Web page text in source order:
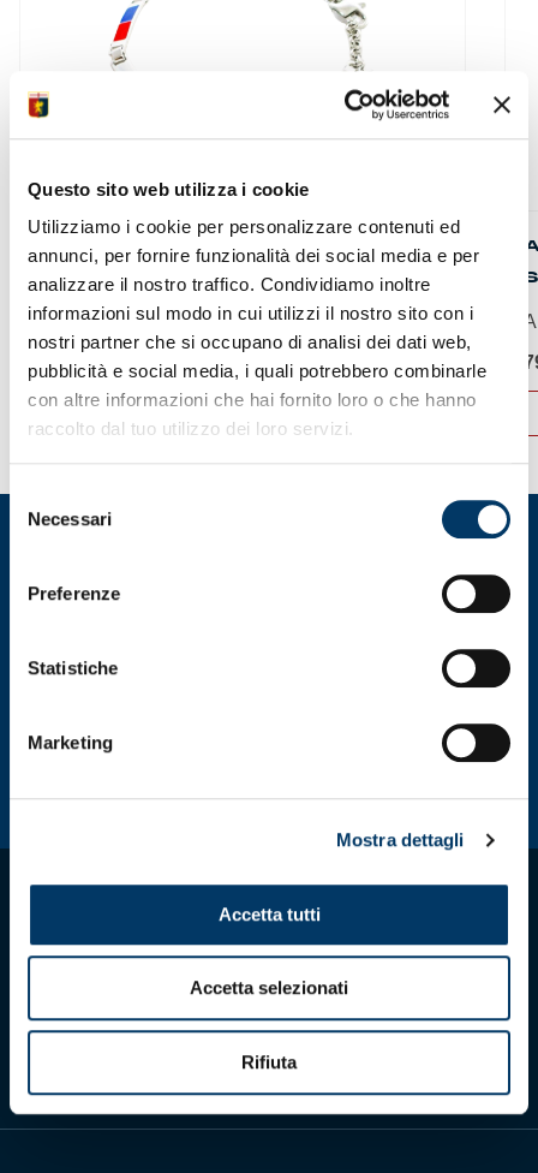
Questo sito web utilizza i cookie
Utilizziamo i cookie per personalizzare contenuti ed
annunci, per fornire funzionalità dei social media e per
analizzare il nostro traffico. Condividiamo inoltre
informazioni sul modo in cui utilizzi il nostro sito con i
nostri partner che si occupano di analisi dei dati web,
pubblicità e social media, i quali potrebbero combinarle
con altre informazioni che hai fornito loro o che hanno
raccolto dal tuo utilizzo dei loro servizi.
Selezione
delNecessari
Preferenze
Statistiche
Marketing
Mostra dettagli
Accetta tutti
Accetta selezionati
Rifiuta
BRACCIALE ACCIAIO E SMALTI
ROSSOBLU
Bracciale Genoa in...
39,90€
Scarica l'app ufficiale